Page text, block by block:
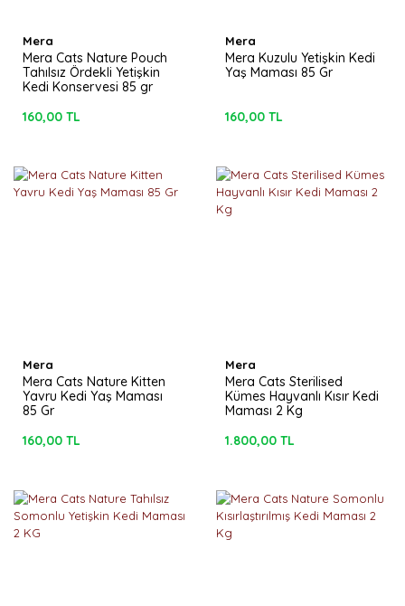
Mera
Mera Cats Nature Pouch
Tahılsız Ördekli Yetişkin
Kedi Konservesi 85 gr
160,00 TL
Mera
Mera Kuzulu Yetişkin Kedi
Yaş Maması 85 Gr
160,00 TL
Mera
Mera Cats Nature Kitten
Yavru Kedi Yaş Maması
85 Gr
160,00 TL
Mera
Mera Cats Sterilised
Kümes Hayvanlı Kısır Kedi
Maması 2 Kg
1.800,00 TL